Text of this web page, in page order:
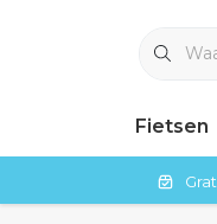
Fietsen